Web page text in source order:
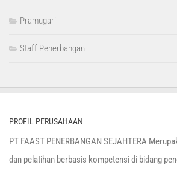
Pramugari
Staff Penerbangan
PROFIL PERUSAHAAN
PT FAAST PENERBANGAN SEJAHTERA
dan pelatihan berbasis kompetensi di bidang